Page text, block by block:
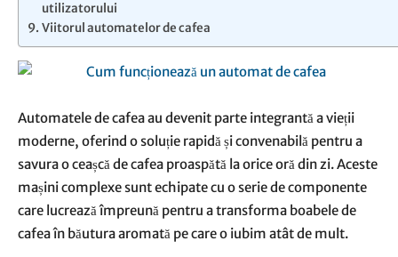
utilizatorului
Viitorul automatelor de cafea
Automatele de cafea au devenit parte integrantă a vieții
moderne, oferind o soluție rapidă și convenabilă pentru a
savura o ceașcă de cafea proaspătă la orice oră din zi. Aceste
mașini complexe sunt echipate cu o serie de componente
care lucrează împreună pentru a transforma boabele de
cafea în băutura aromată pe care o iubim atât de mult.